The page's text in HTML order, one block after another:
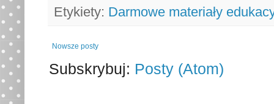
Etykiety: Darmowe materiały
Nowsze posty
Subskrybuj: Posty (Atom)